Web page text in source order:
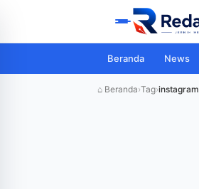
Beranda News
⌂ Beranda›Tag›instagram